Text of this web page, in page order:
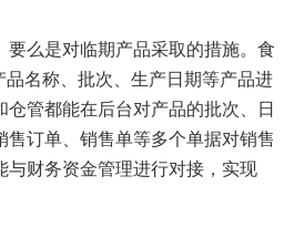
要么是对临期产品采取的措施。食
品名称、批次、生产日期等产品进
管都能在后台对产品的批次、日
售订单、销售单等多个单据对销售
与财务资金管理进行对接，实现